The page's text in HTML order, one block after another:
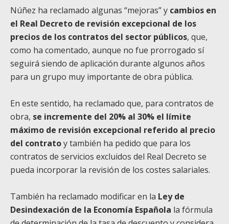
Núñez ha reclamado algunas “mejoras” y cambios en
el Real Decreto de revisión excepcional de los
precios de los contratos del sector públicos, que,
como ha comentado, aunque no fue prorrogado sí
seguirá siendo de aplicación durante algunos años
para un grupo muy importante de obra pública.
En este sentido, ha reclamado que, para contratos de
obra, se incremente del 20% al 30% el límite
máximo de revisión excepcional referido al precio
del contratoy también ha pedido que para los
contratos de servicios excluidos del Real Decreto se
pueda incorporar la revisión de los costes salariales.
También ha reclamado modificar en la Ley de
Desindexación de la Economía Española la fórmula